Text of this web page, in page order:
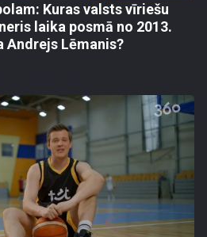
Kuras valsts vīriešu
laika posmā no 2013.
Andrejs Lēmanis?